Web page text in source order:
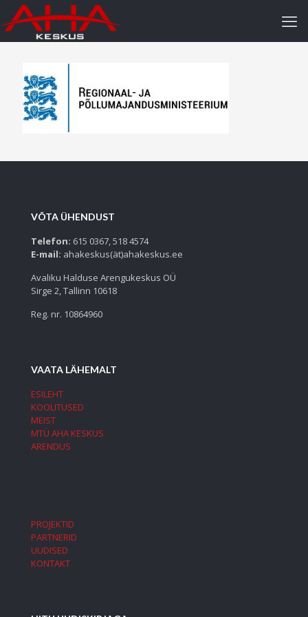
VÕTA ÜHENDUST
Telefon: 615 0367, 518 4574
E-mail: ahakeskus(ät)ahakeskus.ee
Avaliku Halduse Arengukeskus OÜ
Sirge 2, Tallinn 10618
Reg. nr. 10864960
VAATA LÄHEMALT
ESILEHT
KOOLITUSED
MEIST
MTÜ AHA KESKUS
ARENDUS
PROJEKTID
PARTNERID
UUDISED
KONTAKT